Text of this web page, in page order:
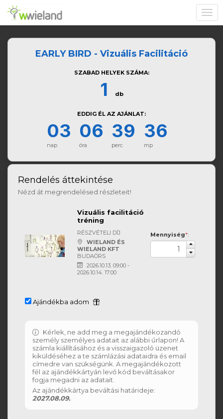
EARLY BIRD - Vizuális Facilitáció
SZABAD HELYEK SZÁMA:
1 db
EDDIG ÉL AZ AJÁNLAT:
03 06 39 35
nap óra perc mp
Rendelés áttekintése
Nézd át megrendelésed részleteit!
Vizuális facilitáció
tréning
RÉSZVÉTELI DÍJ
WIELAND ÉS
WIELAND KFT
BUDAÖRS
2026.10.13. 09:00 -
2026.10.14. 17:00
Mennyiség*:
Ajándékba adom
Kérlek, ne add meg a megajándékozandó
személy személyes adatait az alábbi űrlapon! A
számla kiállításához és a visszaigazoló üzenet
kiküldéséhez a te számlázási adataidra és email
címedre van szükségünk. A megajándékozott
fél az ajándékkártyán levő kód beváltásakor
fogja megadni az adatait.
Az ajándékkártya beváltási határideje:
2027.08.09.